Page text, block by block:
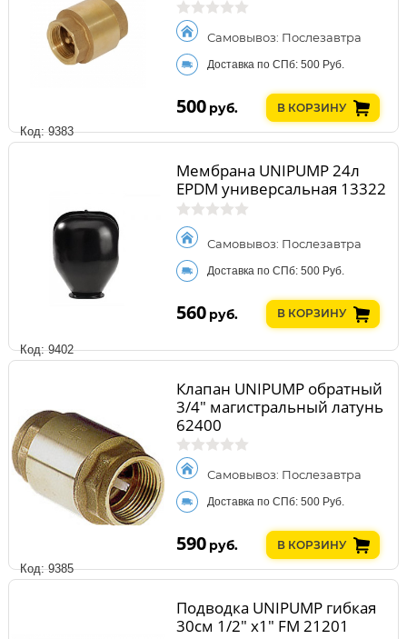
Код: 9383
Самовывоз: Послезавтра
Доставка по СПб: 500 Руб.
500 руб. В КОРЗИНУ
Код: 9402
Мембрана UNIPUMP 24л
EPDM универсальная 13322
Самовывоз: Послезавтра
Доставка по СПб: 500 Руб.
560 руб. В КОРЗИНУ
Код: 9385
Клапан UNIPUMP обратный
3/4" магистральный латунь
62400
Самовывоз: Послезавтра
Доставка по СПб: 500 Руб.
590 руб. В КОРЗИНУ
Подводка UNIPUMP гибкая
30см 1/2" х1" FM 21201